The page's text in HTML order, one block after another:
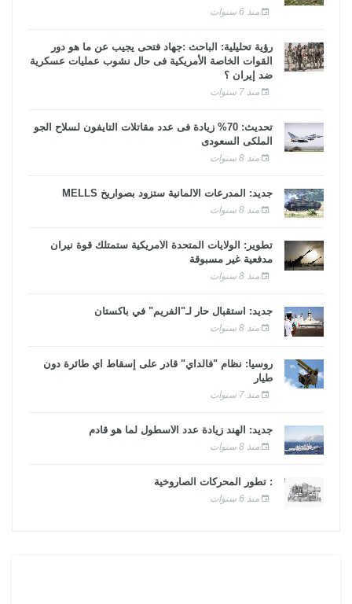
منذ 6 سنوات
رؤية تحليلية: الباحث :جهاد فتحى يجيب عن ما هو دور
القوات الخاصة الأمريكية فى حال نشوب عمليات عسكرية
ضد إيران ؟
منذ 7 سنوات
تحديث: 70% زيادة فى عدد مقاتلات التايفون لسلاح الجو
الملكى السعودى
منذ 8 سنوات
جديد: المدرعات الألمانية ستزود بصواريخ MELLS
منذ 8 سنوات
تطوير: الولايات المتحدة الأمريكية ستمتلك قوة نيران
مدفعية غير مسبوقة
منذ 8 سنوات
جديد: استقبال حار لـ"الفريم" في باكستان
منذ 8 سنوات
روسيا: نظام "فالداي" قادر على إسقاط أي طائرة دون
طيار
منذ 7 سنوات
جديد: الهند زيادة عدد الأسطول لما هو قادم
منذ 8 سنوات
: تطور المحركات الصاروخية
منذ 6 سنوات